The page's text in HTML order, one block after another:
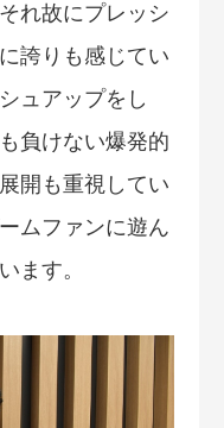
れ故にプレッシ
誇りも感じてい
ュアップをし
負けない爆発的
開も重視してい
ムファンに遊ん
ます。